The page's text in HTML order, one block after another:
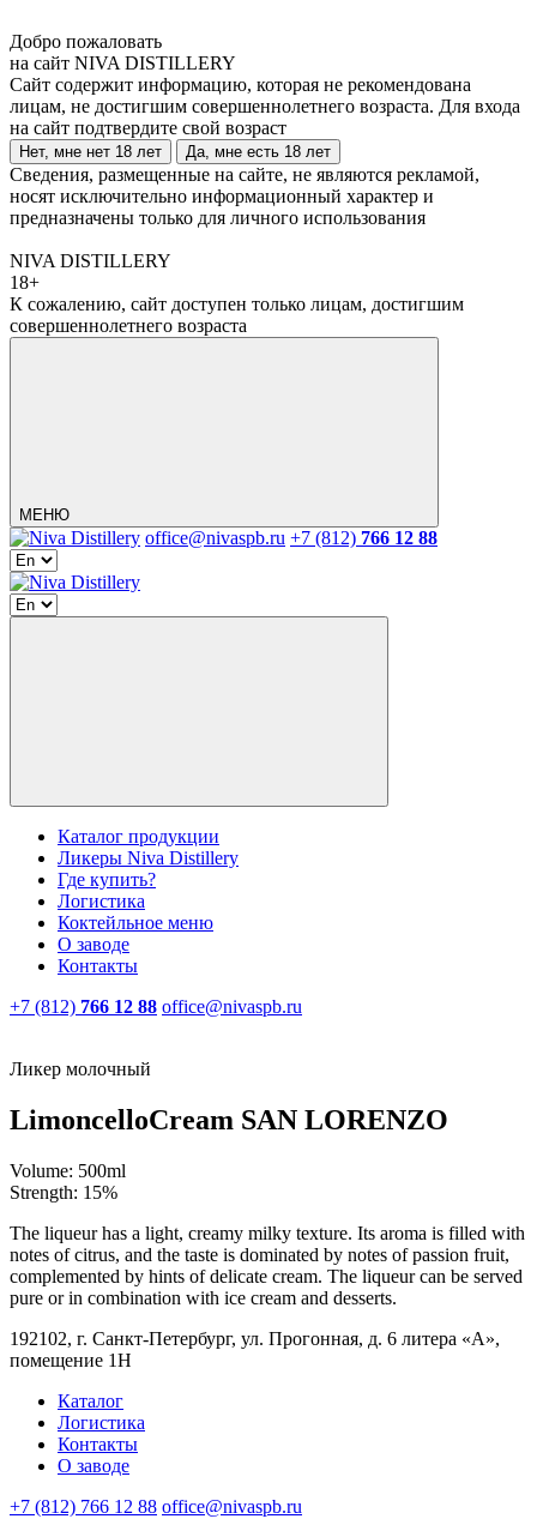
Добро пожаловать
на сайт NIVA DISTILLERY
Сайт содержит информацию, которая не рекомендована
лицам, не достигшим совершеннолетнего возраста. Для входа
на сайт подтвердите свой возраст
Нет, мне нет 18 лет Да, мне есть 18 лет
Сведения, размещенные на сайте, не являются рекламой,
носят исключительно информационный характер и
предназначены только для личного использования
NIVA DISTILLERY
18+
К сожалению, сайт доступен только лицам, достигшим
совершеннолетнего возраста
МЕНЮ
office@nivaspb.ru +7 (812) 766 12 88
Каталог продукции
Ликеры Niva Distillery
Где купить?
Логистика
Коктейльное меню
О заводе
Контакты
+7 (812) 766 12 88 office@nivaspb.ru
Ликер молочный
LimoncelloCream SAN LORENZO
Volume: 500ml
Strength: 15%
The liqueur has a light, creamy milky texture. Its aroma is filled with
notes of citrus, and the taste is dominated by notes of passion fruit,
complemented by hints of delicate cream. The liqueur can be served
pure or in combination with ice cream and desserts.
192102, г. Санкт-Петербург, ул. Прогонная, д. 6 литера «А»,
помещение 1Н
Каталог
Логистика
Контакты
О заводе
+7 (812) 766 12 88 office@nivaspb.ru